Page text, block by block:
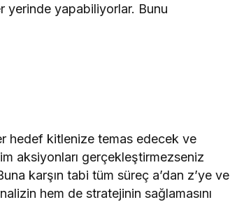
yerinde yapabiliyorlar. Bunu
hedef kitlenize temas edecek ve
aksiyonları gerçekleştirmezseniz
karşın tabi tüm süreç a’dan z’ye ve
hem de stratejinin sağlamasını